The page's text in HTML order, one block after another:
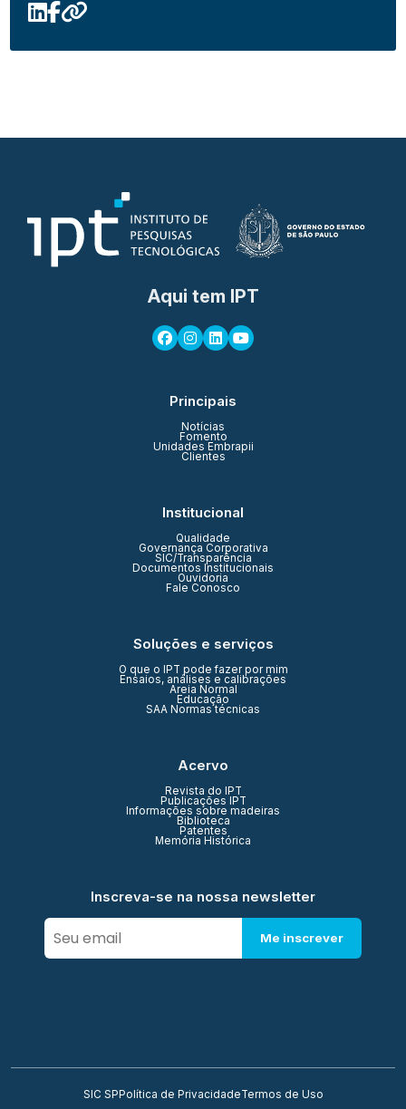
Aqui tem IPT
Principais
Notícias
Fomento
Unidades Embrapii
Clientes
Institucional
Qualidade
Governança Corporativa
SIC/Transparência
Documentos Institucionais
Ouvidoria
Fale Conosco
Soluções e serviços
O que o IPT pode fazer por mim
Ensaios, análises e calibrações
Areia Normal
Educação
SAA Normas técnicas
Acervo
Revista do IPT
Publicações IPT
Informações sobre madeiras
Biblioteca
Patentes
Memória Histórica
Inscreva-se na nossa newsletter
Me inscrever
SIC SP Política de PrivacidadeTermos de Uso